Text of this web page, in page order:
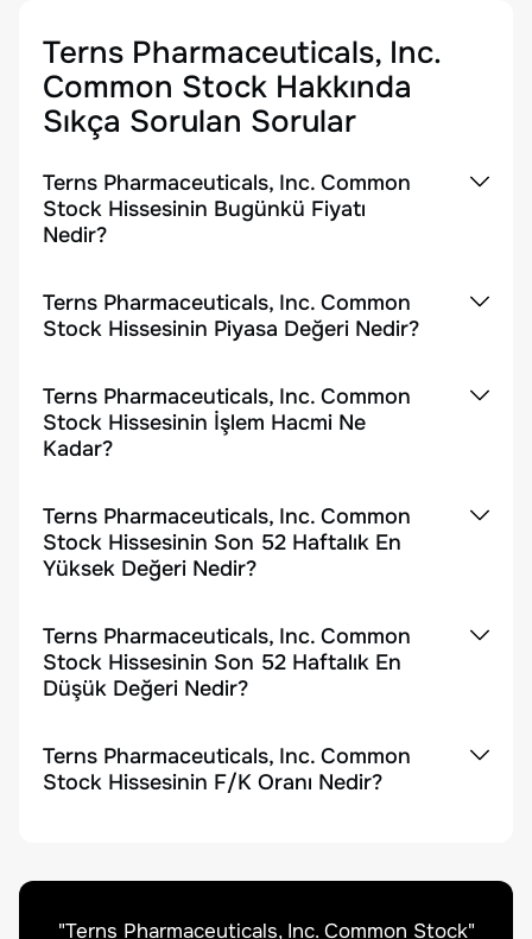
Terns Pharmaceuticals, Inc.
Common Stock Hakkında
Sıkça Sorulan Sorular
Terns Pharmaceuticals, Inc. Common
Stock Hissesinin Bugünkü Fiyatı
Nedir?
Terns Pharmaceuticals, Inc. Common
Stock Hissesinin Piyasa Değeri Nedir?
Terns Pharmaceuticals, Inc. Common
Stock Hissesinin İşlem Hacmi Ne
Kadar?
Terns Pharmaceuticals, Inc. Common
Stock Hissesinin Son 52 Haftalık En
Yüksek Değeri Nedir?
Terns Pharmaceuticals, Inc. Common
Stock Hissesinin Son 52 Haftalık En
Düşük Değeri Nedir?
Terns Pharmaceuticals, Inc. Common
Stock Hissesinin F/K Oranı Nedir?
"Terns Pharmaceuticals, Inc. Common Stock"